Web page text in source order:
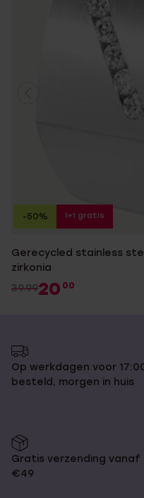
Gerecycled stainless
zirkonia
39.9920 00
-50% 1+1 gratis
Op werkdagen voor
besteld, morgen in huis
Gratis verzending vanaf
€49